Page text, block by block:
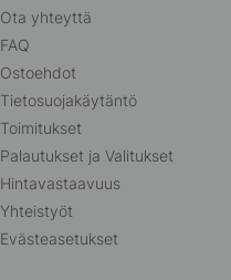
Ota yhteyttä
FAQ
Ostoehdot
Tietosuojakäytäntö
Toimitukset
Palautukset ja Valitukset
Hintavastaavuus
Yhteistyöt
Evästeasetukset